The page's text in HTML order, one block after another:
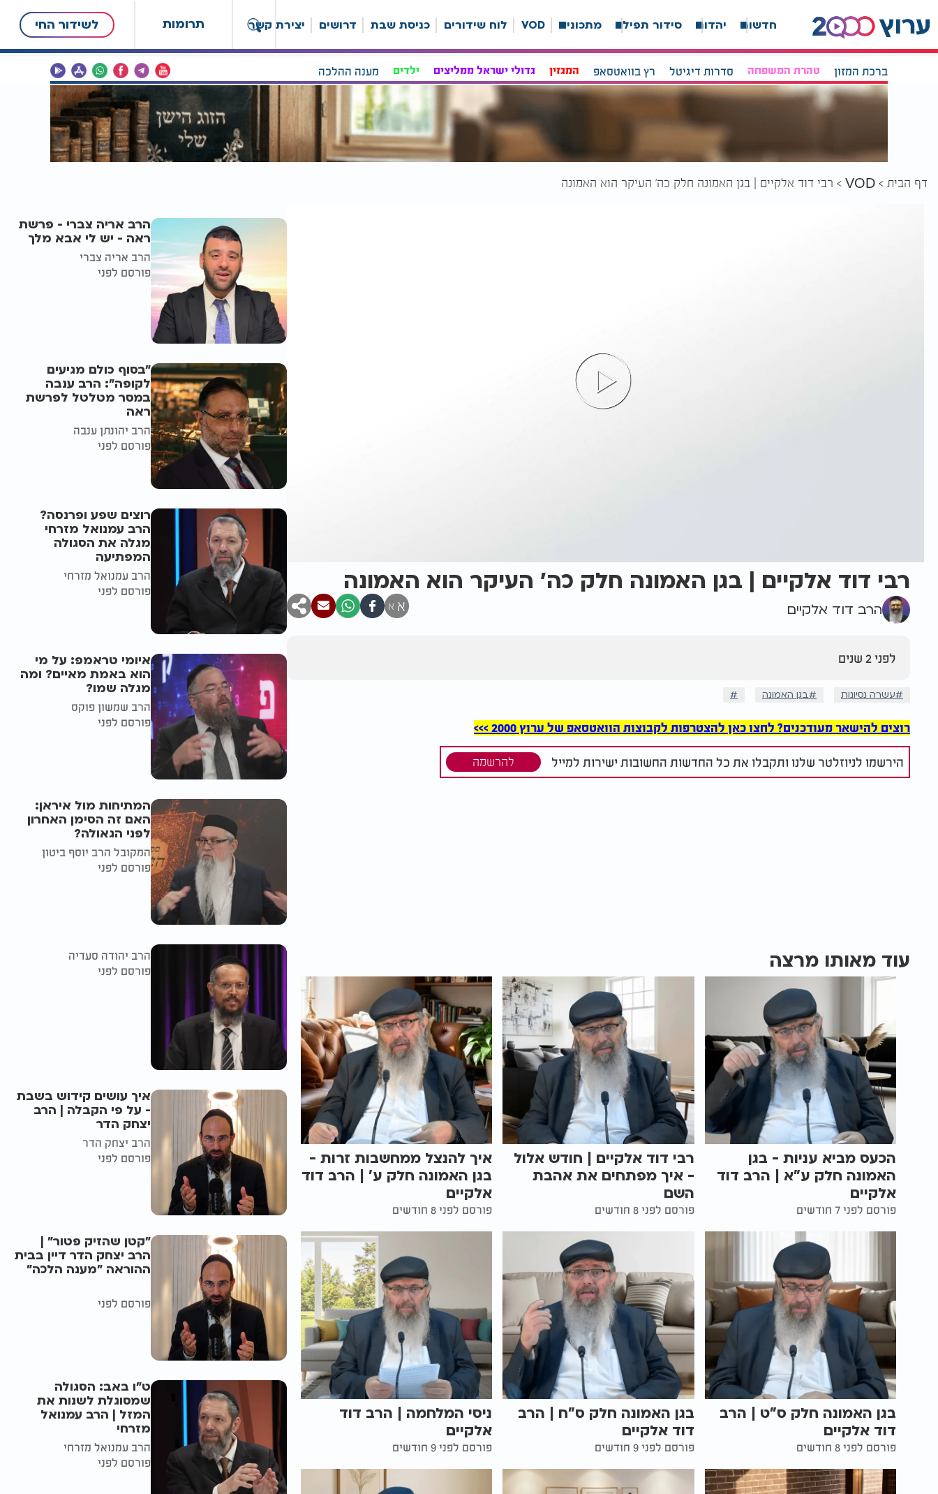
תרומות לשידור החי חדשות יהדות סידור תפילה מתכונים VOD לוח שידורים כניסת שבת דרושים יצירת קשר
ברכת המזון טהרת המשפחה סדרות דיגיטל רץ בוואטסאפ המגזין גדולי ישראל ממליצים ילדים מענה ההלכה
דף הבית VOD רבי דוד אלקיים | בגן האמונה חלק כה' העיקר הוא האמונה
רבי דוד אלקיים | בגן האמונה חלק כה' העיקר הוא האמונה
הרב דוד אלקיים א א
לפני 2 שנים
עשרה נסיונות בגן האמונה
רוצים להישאר מעודכנים? לחצו כאן להצטרפות לקבוצות הוואטסאפ של ערוץ 2000 >>>
הירשמו לניוזלטר שלנו ותקבלו את כל החדשות החשובות ישירות למייל להרשמה
עוד מאותו מרצה
הכעס מביא עניות - בגן
האמונה חלק ע"א | הרב דוד
אלקיים
פורסם לפני 7 חודשים
רבי דוד אלקיים | חודש אלול
- איך מפתחים את אהבת
השם
פורסם לפני 8 חודשים
איך להנצל ממחשבות זרות -
בגן האמונה חלק ע' | הרב דוד
אלקיים
פורסם לפני 8 חודשים
בגן האמונה חלק ס"ט | הרב
דוד אלקיים
פורסם לפני 8 חודשים
בגן האמונה חלק ס"ח | הרב
דוד אלקיים
פורסם לפני 9 חודשים
ניסי המלחמה | הרב דוד
אלקיים
פורסם לפני 9 חודשים
הרב אריה צברי - פרשת
ראה - יש לי אבא מלך
הרב אריה צברי
פורסם לפני
"בסוף כולם מגיעים
לקופה": הרב ענבה
במסר מטלטל לפרשת
ראה
הרב יהונתן ענבה
פורסם לפני
רוצים שפע ופרנסה?
הרב עמנואל מזרחי
מגלה את הסגולה
המפתיעה
הרב עמנואל מזרחי
פורסם לפני
איומי טראמפ: על מי
הוא באמת מאיים? ומה
מגלה שמו?
הרב שמשון פוקס
פורסם לפני
המתיחות מול איראן:
האם זה הסימן האחרון
לפני הגאולה?
המקובל הרב יוסף ביטון
פורסם לפני
הרב יהודה סעדיה
פורסם לפני
איך עושים קידוש בשבת
- על פי הקבלה | הרב
יצחק הדר
הרב יצחק הדר
פורסם לפני
"קטן שהזיק פטור" |
הרב יצחק הדר דיין בבית
ההוראה "מענה הלכה"
פורסם לפני
ט"ו באב: הסגולה
שמסוגלת לשנות את
המזל | הרב עמנואל
מזרחי
הרב עמנואל מזרחי
פורסם לפני